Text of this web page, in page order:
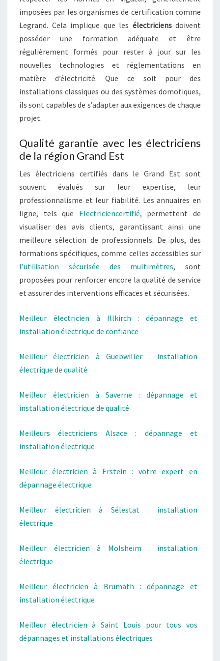
imposées par les organismes de certification comme
Legrand. Cela implique que les électriciensdoivent
posséder une formation adéquate et être
régulièrement formés pour rester à jour sur les
nouvelles technologies et réglementations en
matière d’électricité. Que ce soit pour des
installations classiques ou des systèmes domotiques,
ils sont capables de s’adapter aux exigences de chaque
projet.
Qualité garantie avec les électriciens
de la région Grand Est
Les électriciens certifiés dans le Grand Est sont
souvent évalués sur leur expertise, leur
professionnalisme et leur fiabilité. Les annuaires en
ligne, tels que Electriciencertifié, permettent de
visualiser des avis clients, garantissant ainsi une
meilleure sélection de professionnels. De plus, des
formations spécifiques, comme celles accessibles sur
l’utilisation sécurisée des multimètres, sont
proposées pour renforcer encore la qualité de service
et assurer des interventions efficaces et sécurisées.
Meilleur électricien à Illkirch : dépannage et
installation électrique de confiance
Meilleur électricien à Guebwiller : installation
électrique de qualité
Meilleur électricien à Saverne : dépannage et
installation électrique de qualité
Meilleurs électriciens Alsace : dépannage et
installation électrique
Meilleur électricien à Erstein : votre expert en
dépannage électrique
Meilleur électricien à Sélestat : installation
électrique
Meilleur électricien à Molsheim : installation
électrique
Meilleur électricien à Brumath : dépannage et
installation électrique
Meilleur électricien à Saint Louis pour tous vos
dépannages et installations électriques